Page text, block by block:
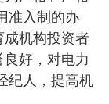
准入制的办
成机构投资者
好，对电力
纪人，提高机